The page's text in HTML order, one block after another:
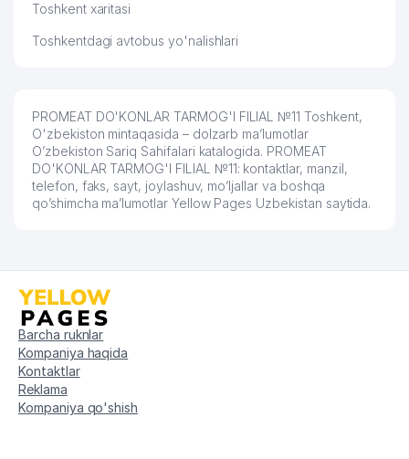
Toshkent xaritasi
Toshkentdagi avtobus yo'nalishlari
PROMEAT DO'KONLAR TARMOG'I FILIAL №11 Toshkent,
O'zbekiston mintaqasida – dolzarb ma’lumotlar
O’zbekiston Sariq Sahifalari katalogida. PROMEAT
DO'KONLAR TARMOG'I FILIAL №11: kontaktlar, manzil,
telefon, faks, sayt, joylashuv, mo’ljallar va boshqa
qo’shimcha ma’lumotlar Yellow Pages Uzbekistan saytida.
Barcha ruknlar
Kompaniya haqida
Kontaktlar
Reklama
Kompaniya qo'shish